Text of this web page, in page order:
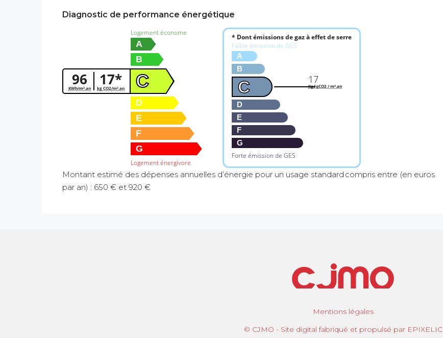
Diagnostic de performance énergétique
96
KWh/m².an 17*
kg CO2/m².an
Logement économe
A
B
C
D
E
F
G
Logement énergivore
* Dont émissions de gaz à effet de serre
Faible émission de GES
A
B
C
D
E
F
G
Forte émission de GES
17
KgéqCO2 / m².an
Montant estimé des dépenses annuelles d’énergie pour un usage standard compris entre (en euros
par an) : 650 € et 920 €
Mentions légales
© CJMO - Site digital fabriqué et propulsé par EPIXELIC